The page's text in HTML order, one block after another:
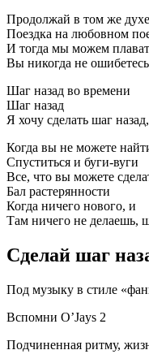
Продолжай в том же духе
Поездка на любовном
И тогда мы можем
Вы никогда не ошибетесь
Шаг назад во времени
Шаг назад
Я хочу сделать шаг
Когда вы не можете
Спуститься и буги-вуги
Все, что вы можете
Бал растерянности
Когда ничего нового, и
Там ничего не делаешь,
Сделай шаг
Под музыку в стиле
Вспомни O’Jays 2
Подчиненна­я ритму,